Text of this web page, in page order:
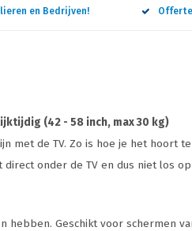
en Bedrijven!
(42 - 58 inch, max 30 kg)
met de TV. Zo is hoe je het hoort
onder de TV en dus niet los
Geschikt voor schermen